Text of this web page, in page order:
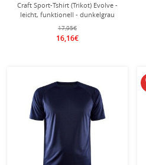
Craft Sport-Tshirt (Trikot) Evolve -
leicht, funktionell - dunkelgrau
Damen
17,95€
16,16€